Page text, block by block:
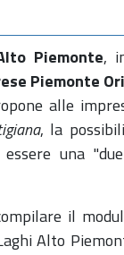
Piemonte,
Piemonte
alle
, la
una
il
Alto